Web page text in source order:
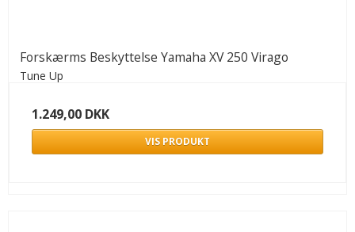
Forskærms Beskyttelse Yamaha XV 250 Virago
Tune Up
1.249,00 DKK
VIS PRODUKT